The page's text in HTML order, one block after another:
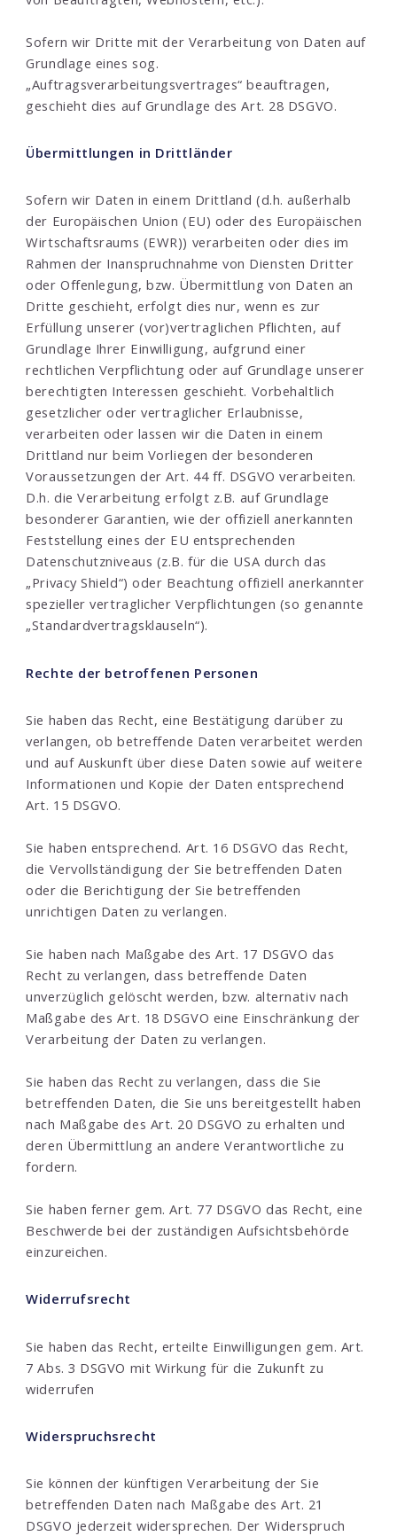
Sofern wir Dritte mit der Verarbeitung von Daten auf
Grundlage eines sog.
„Auftragsverarbeitungsvertrages“ beauftragen,
geschieht dies auf Grundlage des Art. 28 DSGVO.
Übermittlungen in Drittländer
Sofern wir Daten in einem Drittland (d.h. außerhalb
der Europäischen Union (EU) oder des Europäischen
Wirtschaftsraums (EWR)) verarbeiten oder dies im
Rahmen der Inanspruchnahme von Diensten Dritter
oder Offenlegung, bzw. Übermittlung von Daten an
Dritte geschieht, erfolgt dies nur, wenn es zur
Erfüllung unserer (vor)vertraglichen Pflichten, auf
Grundlage Ihrer Einwilligung, aufgrund einer
rechtlichen Verpflichtung oder auf Grundlage unserer
berechtigten Interessen geschieht. Vorbehaltlich
gesetzlicher oder vertraglicher Erlaubnisse,
verarbeiten oder lassen wir die Daten in einem
Drittland nur beim Vorliegen der besonderen
Voraussetzungen der Art. 44 ff. DSGVO verarbeiten.
D.h. die Verarbeitung erfolgt z.B. auf Grundlage
besonderer Garantien, wie der offiziell anerkannten
Feststellung eines der EU entsprechenden
Datenschutzniveaus (z.B. für die USA durch das
„Privacy Shield“) oder Beachtung offiziell anerkannter
spezieller vertraglicher Verpflichtungen (so genannte
„Standardvertragsklauseln“).
Rechte der betroffenen Personen
Sie haben das Recht, eine Bestätigung darüber zu
verlangen, ob betreffende Daten verarbeitet werden
und auf Auskunft über diese Daten sowie auf weitere
Informationen und Kopie der Daten entsprechend
Art. 15 DSGVO.
Sie haben entsprechend. Art. 16 DSGVO das Recht,
die Vervollständigung der Sie betreffenden Daten
oder die Berichtigung der Sie betreffenden
unrichtigen Daten zu verlangen.
Sie haben nach Maßgabe des Art. 17 DSGVO das
Recht zu verlangen, dass betreffende Daten
unverzüglich gelöscht werden, bzw. alternativ nach
Maßgabe des Art. 18 DSGVO eine Einschränkung der
Verarbeitung der Daten zu verlangen.
Sie haben das Recht zu verlangen, dass die Sie
betreffenden Daten, die Sie uns bereitgestellt haben
nach Maßgabe des Art. 20 DSGVO zu erhalten und
deren Übermittlung an andere Verantwortliche zu
fordern.
Sie haben ferner gem. Art. 77 DSGVO das Recht, eine
Beschwerde bei der zuständigen Aufsichtsbehörde
einzureichen.
Widerrufsrecht
Sie haben das Recht, erteilte Einwilligungen gem. Art.
7 Abs. 3 DSGVO mit Wirkung für die Zukunft zu
widerrufen
Widerspruchsrecht
Sie können der künftigen Verarbeitung der Sie
betreffenden Daten nach Maßgabe des Art. 21
DSGVO jederzeit widersprechen. Der Widerspruch